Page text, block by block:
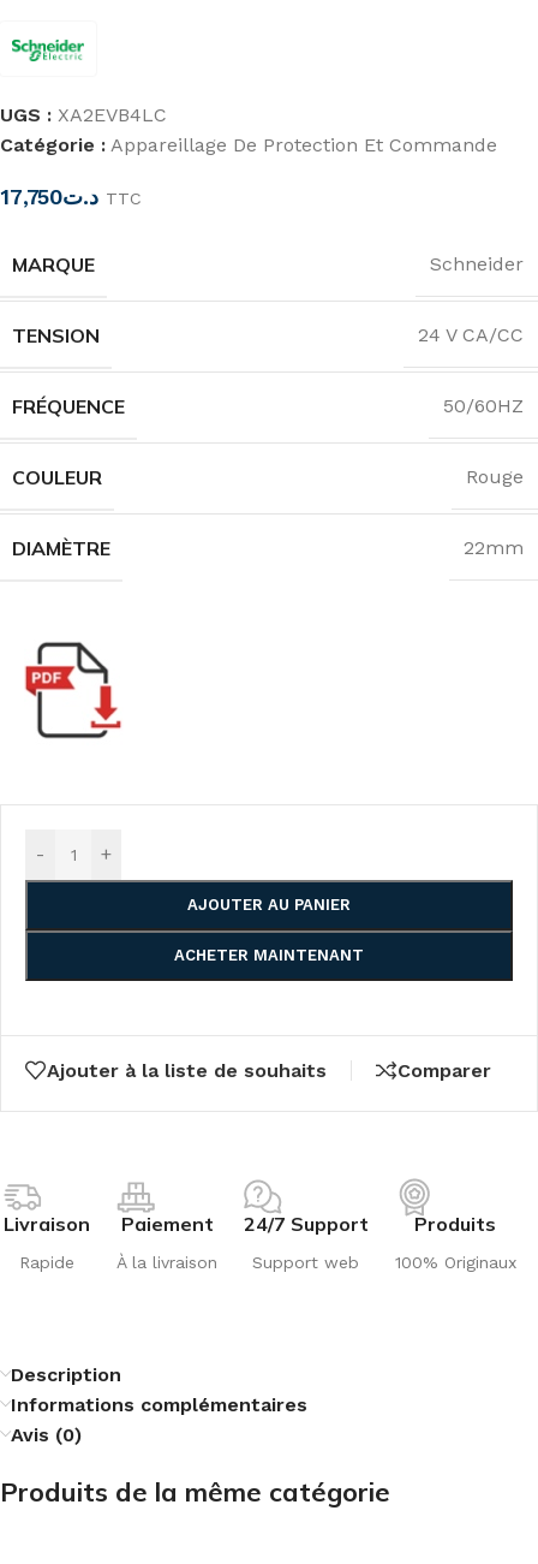
UGS : XA2EVB4LC
Catégorie : Appareillage De Protection Et Commande
د.ت17,750 TTC
MARQUE Schneider
TENSION 24 V CA/CC
FRÉQUENCE 50/60HZ
COULEUR Rouge
DIAMÈTRE 22mm
- +
AJOUTER AU PANIER
ACHETER MAINTENANT
Ajouter à la liste de souhaits Comparer
Livraison
Rapide
Paiement
À la livraison
24/7 Support
Support web
Produits
100% Originaux
Description
Informations complémentaires
Avis (0)
Produits de la même catégorie